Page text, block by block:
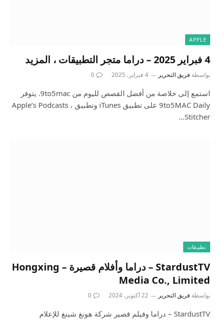
APPLE
4 فبراير 2025 – دراما متجر التطبيقات ، المزيد
بواسطة فريق التحرير 4 فبراير، 2025 0
استمع إلى خلاصة من أفضل القصص لليوم من 9to5mac. يتوفر
9to5MAC Daily على تطبيق iTunes وتطبيق Apple’s Podcasts ،
Stitcher…
تطبيقات
StardustTV – دراما وأفلام قصيرة – Hongxing
Media Co., Limited
بواسطة فريق التحرير 22 أكتوبر، 2024 0
StardustTV – دراما وفيلم قصير شركة هونغ شينغ للإعلام